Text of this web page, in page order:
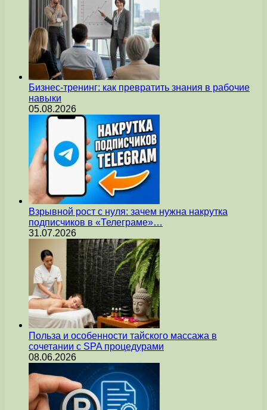
Бизнес-тренинг: как превратить знания в рабочие
навыки
05.08.2026
Взрывной рост с нуля: зачем нужна накрутка
подписчиков в «Телеграме»…
31.07.2026
Польза и особенности тайского массажа в
сочетании с SPA процедурами
08.06.2026